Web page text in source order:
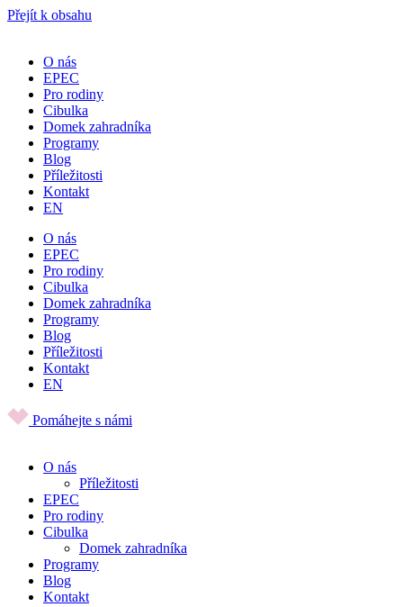
Přejít k obsahu
O nás
EPEC
Pro rodiny
Cibulka
Domek zahradníka
Programy
Blog
Příležitosti
Kontakt
EN
O nás
EPEC
Pro rodiny
Cibulka
Domek zahradníka
Programy
Blog
Příležitosti
Kontakt
EN
Pomáhejte s námi
O nás
Příležitosti
EPEC
Pro rodiny
Cibulka
Domek zahradníka
Programy
Blog
Kontakt